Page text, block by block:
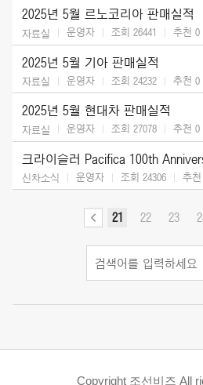
2025년 5월 르노코리아 판매실적
자료실 운영자 조회 26441 추천 0
2025년 5월 기아 판매실적
자료실 운영자 조회 24232 추천 0
2025년 5월 현대차 판매실적
자료실 운영자 조회 27078 추천 0
신차소식 운영자 조회 24306 추천
21 22 23
Copyright 조선비즈 All